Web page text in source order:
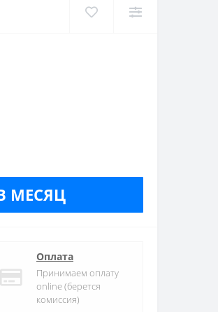
МЕСЯЦ
Оплата
Принимаем оплату
online (берется
комиссия)